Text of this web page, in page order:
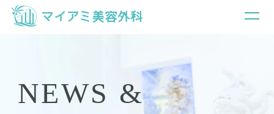
NEWS &